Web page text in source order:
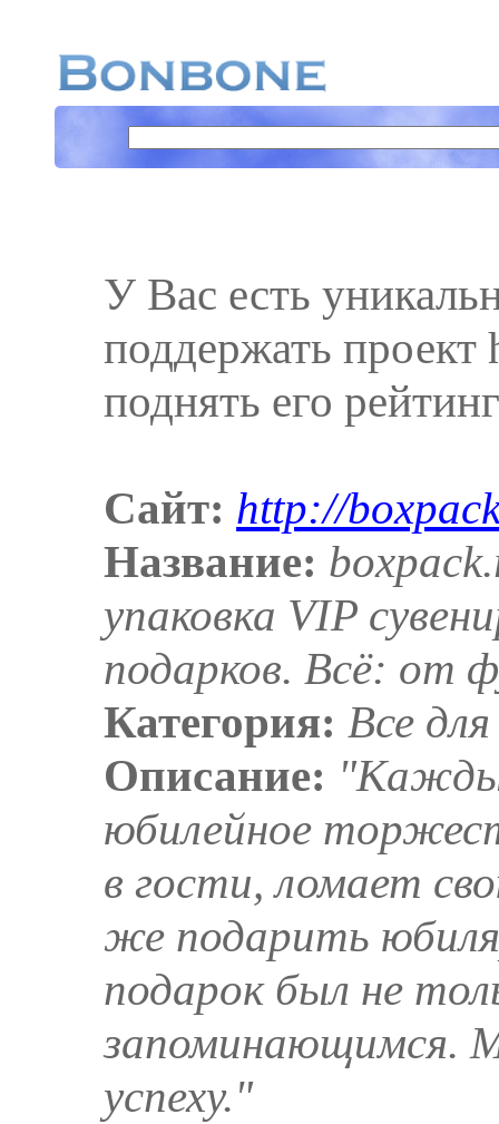
У Вас есть
поддержать
поднять его
Сайт: http://
Название:
упаковка VIP
подарков. Всё: от
Категория: Все
Описание:
юбилейное
в гости, ломает
же подарить
подарок был не
запоминающимся.
успеху."